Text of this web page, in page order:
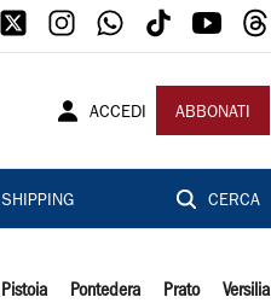
ACCEDI ABBONATI
SHIPPING CERCA
Pistoia Pontedera Prato Versilia